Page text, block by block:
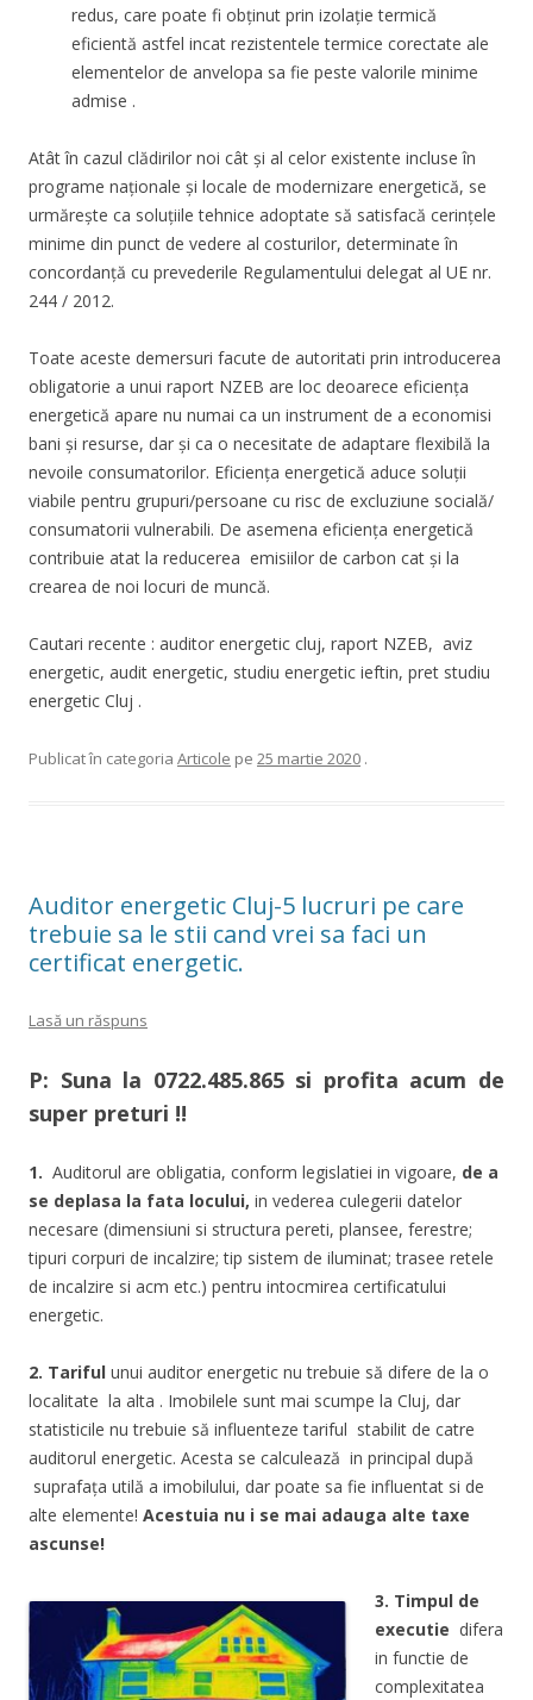
redus, care poate fi obținut prin izolație termică
eficientă astfel incat rezistentele termice corectate ale
elementelor de anvelopa sa fie peste valorile minime
admise .
Atât în cazul clădirilor noi cât şi al celor existente incluse în
programe naţionale şi locale de modernizare energetică, se
urmăreşte ca soluţiile tehnice adoptate să satisfacă cerinţele
minime din punct de vedere al costurilor, determinate în
concordanţă cu prevederile Regulamentului delegat al UE nr.
244 / 2012.
Toate aceste demersuri facute de autoritati prin introducerea
obligatorie a unui raport NZEB are loc deoarece eficienţa
energetică apare nu numai ca un instrument de a economisi
bani şi resurse, dar şi ca o necesitate de adaptare flexibilă la
nevoile consumatorilor. Eficienţa energetică aduce soluţii
viabile pentru grupuri/persoane cu risc de excluziune socială/
consumatorii vulnerabili. De asemena eficienţa energetică
contribuie atat la reducerea emisiilor de carbon cat şi la
crearea de noi locuri de muncă.
Cautari recente : auditor energetic cluj, raport NZEB, aviz
energetic, audit energetic, studiu energetic ieftin, pret studiu
energetic Cluj .
Publicat în categoria Articole pe 25 martie 2020 .
Auditor energetic Cluj-5 lucruri pe care
trebuie sa le stii cand vrei sa faci un
certificat energetic.
Lasă un răspuns
P: Suna la 0722.485.865si profita acum de
super preturi !!
1. Auditorul are obligatia, conform legislatiei in vigoare, de a
se deplasa la fata locului, in vederea culegerii datelor
necesare (dimensiuni si structura pereti, plansee, ferestre;
tipuri corpuri de incalzire; tip sistem de iluminat; trasee retele
de incalzire si acm etc.) pentru intocmirea certificatului
energetic.
2. Tariful unui auditor energetic nu trebuie să difere de la o
localitate la alta . Imobilele sunt mai scumpe la Cluj, dar
statisticile nu trebuie să influenteze tariful stabilit de catre
auditorul energetic. Acesta se calculează in principal după
suprafaţa utilă a imobilului, dar poate sa fie influentat si de
alte elemente! Acestuia nu i se mai adauga alte taxe
ascunse!
3. Timpul de
executie difera
in functie de
complexitatea